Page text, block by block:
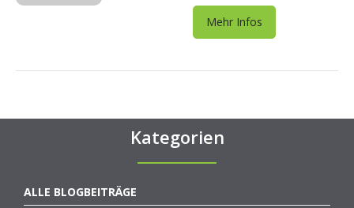
Mehr Infos
Kategorien
ALLE BLOGBEITRÄGE